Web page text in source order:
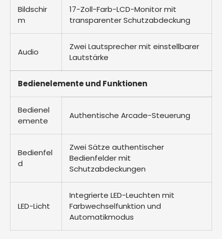
Bildschir
m
17-Zoll-Farb-LCD-Monitor mit
transparenter Schutzabdeckung
Audio
Zwei Lautsprecher mit einstellbarer
Lautstärke
Bedienelemente und Funktionen
Bedienel
emente
Authentische Arcade-Steuerung
Bedienfel
d
Zwei Sätze authentischer
Bedienfelder mit
Schutzabdeckungen
LED-Licht
Integrierte LED-Leuchten mit
Farbwechselfunktion und
Automatikmodus